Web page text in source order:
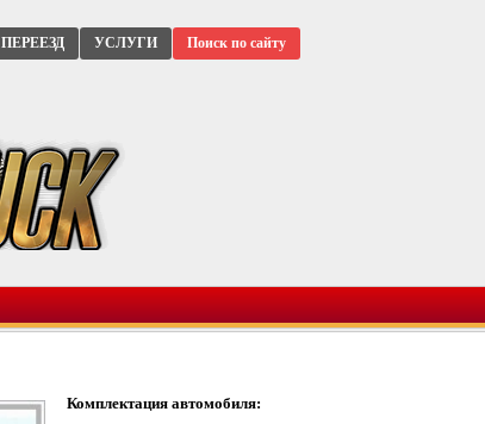
ПЕРЕЕЗД УСЛУГИ Поиск по сайту
Комплектация автомобиля: